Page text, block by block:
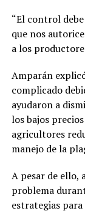
“El control
que nos
a los
Amparán
complicado
ayudaron a
los bajos
agricultores
manejo de la
A pesar de ello,
problema
estrategias